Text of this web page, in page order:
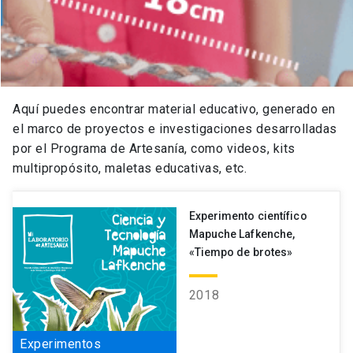
Región/Pais
Región Metropolitana CHILE
Oficio
Metal
Descripción
Podcast que busca poner en valor piezas de
Patrimonio Cultural Material, generando una pieza
digital para la difusión de la artesanía y sus
cultores en la página de Artesanía UC.
Aquí puedes encontrar material educativo, generado en
el marco de proyectos e investigaciones desarrolladas
por el Programa de Artesanía, como videos, kits
multipropósito, maletas educativas, etc.
Experimentos
Experimento científico
Mapuche Lafkenche,
«Tiempo de brotes»
2018